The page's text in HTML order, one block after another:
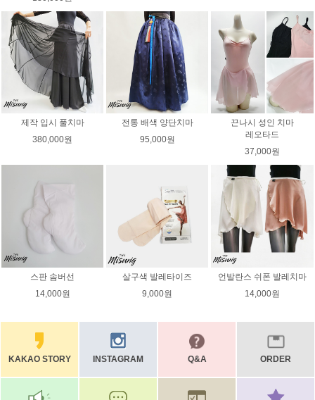
제작 입시 풀치마
380,000원
전통 배색 양단치마
95,000원
끈나시 성인 치마
레오타드
37,000원
스판 솜버선
14,000원
살구색 발레타이즈
9,000원
언발란스 쉬폰 발레치마
14,000원
KAKAO STORY INSTAGRAM Q&A ORDER